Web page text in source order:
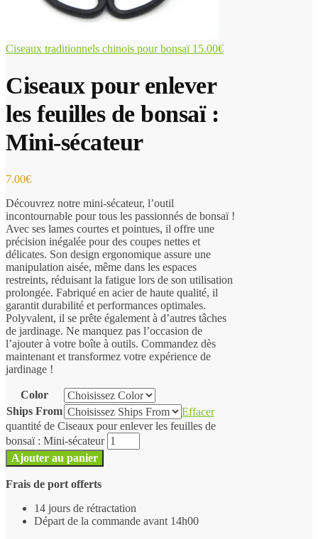
Ciseaux traditionnels chinois pour bonsaï 15.00€
Ciseaux pour enlever
les feuilles de bonsaï :
Mini-sécateur
7.00€
Découvrez notre mini-sécateur, l’outil
incontournable pour tous les passionnés de bonsaï !
Avec ses lames courtes et pointues, il offre une
précision inégalée pour des coupes nettes et
délicates. Son design ergonomique assure une
manipulation aisée, même dans les espaces
restreints, réduisant la fatigue lors de son utilisation
prolongée. Fabriqué en acier de haute qualité, il
garantit durabilité et performances optimales.
Polyvalent, il se prête également à d’autres tâches
de jardinage. Ne manquez pas l’occasion de
l’ajouter à votre boîte à outils. Commandez dès
maintenant et transformez votre expérience de
jardinage !
Color
Ships From
Effacer
quantité de Ciseaux pour enlever les feuilles de
bonsaï : Mini-sécateur
Ajouter au panier
Frais de port offerts
14 jours de rétractation
Départ de la commande avant 14h00